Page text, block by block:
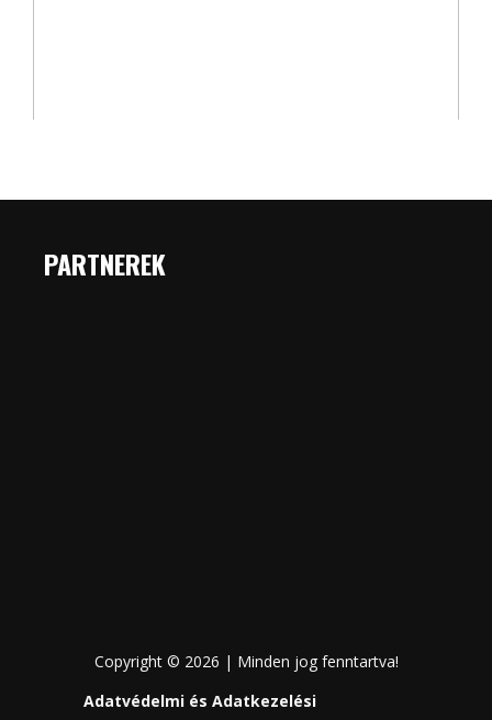
PARTNEREK
Copyright © 2026 | Minden jog fenntartva!
Adatvédelmi és Adatkezelési